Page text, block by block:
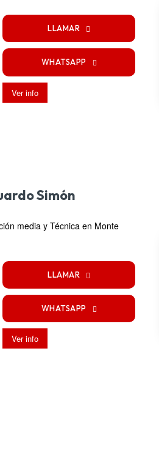
LLAMAR
WHATSAPP
Ver info
Simón
media y Técnica en Monte
LLAMAR
WHATSAPP
Ver info